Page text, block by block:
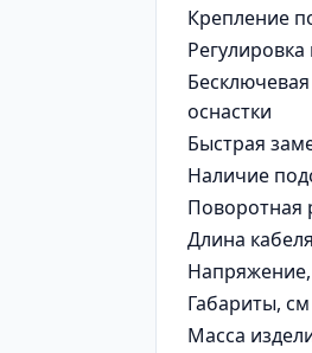
Крепление
оснастки
Быстрая
Наличие
Поворотная
Длина
Габариты, см
Масса